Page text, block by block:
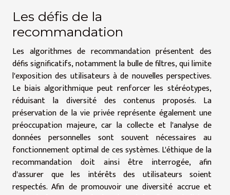
Les défis de la
recommandation
Les algorithmes de recommandation présentent des
défis significatifs, notamment la bulle de filtres, qui limite
l'exposition des utilisateurs à de nouvelles perspectives.
Le biais algorithmique peut renforcer les stéréotypes,
réduisant la diversité des contenus proposés. La
préservation de la vie privée représente également une
préoccupation majeure, car la collecte et l'analyse de
données personnelles sont souvent nécessaires au
fonctionnement optimal de ces systèmes. L'éthique de la
recommandation doit ainsi être interrogée, afin
d'assurer que les intérêts des utilisateurs soient
respectés. Afin de promouvoir une diversité accrue et